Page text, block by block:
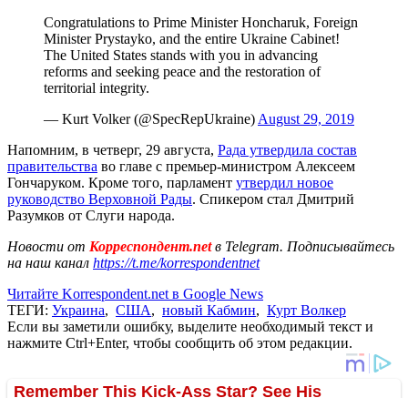
Congratulations to Prime Minister Honcharuk, Foreign
Minister Prystayko, and the entire Ukraine Cabinet!
The United States stands with you in advancing
reforms and seeking peace and the restoration of
territorial integrity.
— Kurt Volker (@SpecRepUkraine) August 29, 2019
Напомним, в четверг, 29 августа, Рада утвердила состав
правительства во главе с премьер-министром Алексеем
Гончаруком. Кроме того, парламент утвердил новое
руководство Верховной Рады. Спикером стал Дмитрий
Разумков от Слуги народа.
Новости от Корреспондент.netв Telegram. Подписывайтесь
на наш канал https://t.me/korrespondentnet
Читайте Korrespondent.net в Google News
ТЕГИ: Украина, США, новый Кабмин, Курт Волкер
Если вы заметили ошибку, выделите необходимый текст и
нажмите Ctrl+Enter, чтобы сообщить об этом редакции.